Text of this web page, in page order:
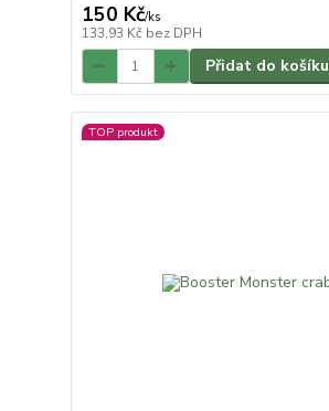
150 Kč/ks
133,93 Kč bez DPH
Přidat do košíku
TOP produkt